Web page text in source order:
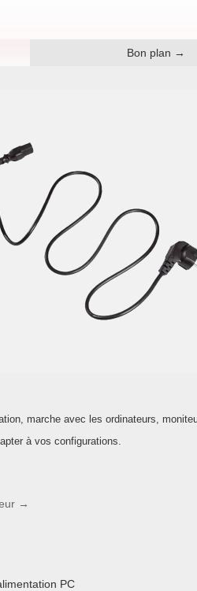
Bon plan →
marche avec les ordinateurs,
à vos configurations.
→
PC